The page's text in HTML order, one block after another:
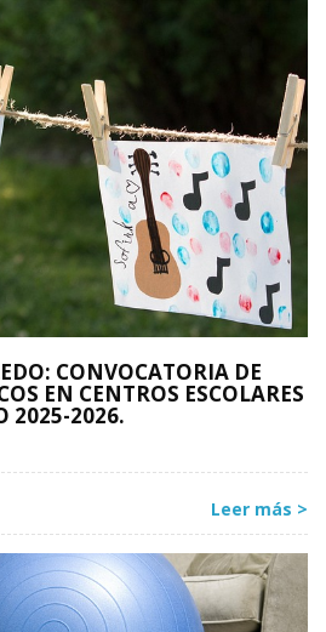
CONVOCATORIA DE
EN CENTROS ESCOLARES
2025-2026.
Leer más >